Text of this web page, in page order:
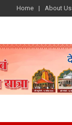
Home About Us